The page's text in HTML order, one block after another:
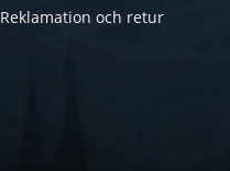
Reklamation och retur